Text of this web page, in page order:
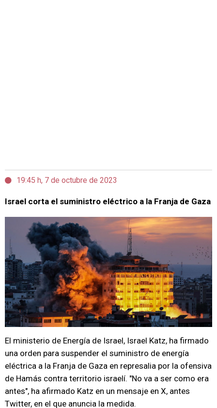
19:45 h, 7 de octubre de 2023
Israel corta el suministro eléctrico a la Franja de Gaza
El ministerio de Energía de Israel, Israel Katz, ha firmado
una orden para suspender el suministro de energía
eléctrica a la Franja de Gaza en represalia por la ofensiva
de Hamás contra territorio israelí. "No va a ser como era
antes", ha afirmado Katz en un mensaje en X, antes
Twitter, en el que anuncia la medida.